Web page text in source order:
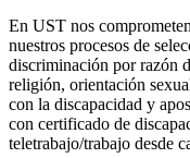
En UST nos
nuestros procesos de
discriminación por razón
religión, orientación
con la discapacidad y
con certificado de
teletrabajo/trabajo desde